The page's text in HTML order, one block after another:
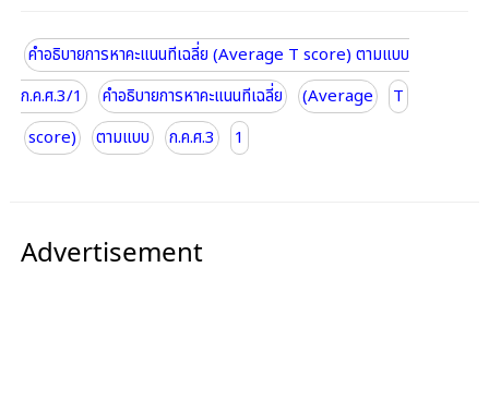
คำอธิบายการหาคะแนนทีเฉลี่ย (Average T score) ตามแบบ
ก.ค.ศ.3/1
คำอธิบายการหาคะแนนทีเฉลี่ย (Average
T
score)
ตามแบบ ก.ค.ศ.3 1
Advertisement